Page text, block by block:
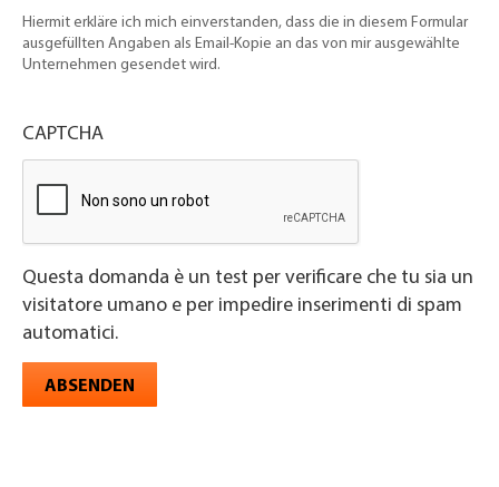
Hiermit erkläre ich mich einverstanden, dass die in diesem Formular
ausgefüllten Angaben als Email-Kopie an das von mir ausgewählte
Unternehmen gesendet wird.
CAPTCHA
Questa domanda è un test per verificare che tu sia un
visitatore umano e per impedire inserimenti di spam
automatici.
ABSENDEN